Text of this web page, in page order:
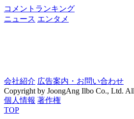
コメントランキング
ニュース エンタメ
会社紹介 広告案内・お問い合わせ
Copyright by JoongAng Ilbo Co., Ltd.
個人情報 著作権
TOP